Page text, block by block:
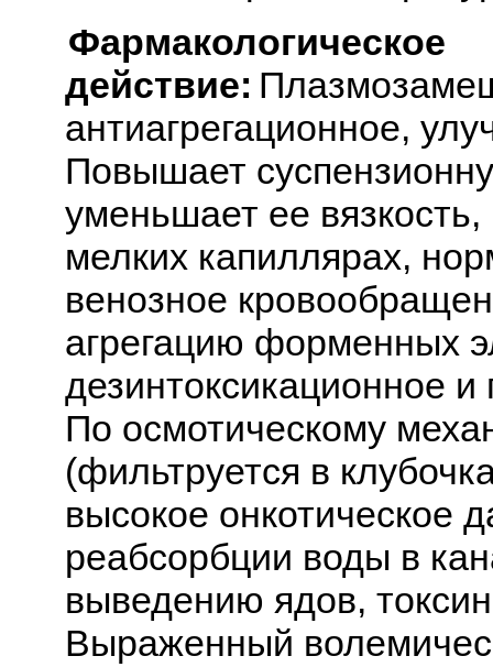
Фармакологическое
действие:
антиагрегационное,
Повышает
уменьшает ее вязкость,
мелких капиллярах,
венозное
агрегацию форменных
дезинтоксикационное
По осмотическому
(фильтруется в
высокое онкотическое
реабсорбции воды в
выведению ядов,
Выраженный